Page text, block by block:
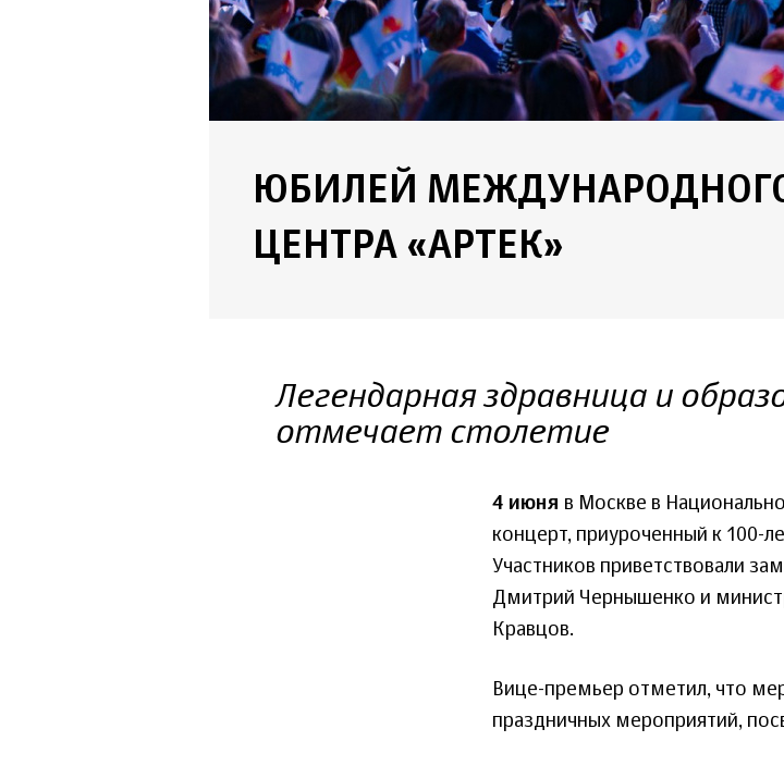
ЮБИЛЕЙ
ЦЕНТРА «АРТЕК»
Легендарная здравница и
отмечает столетие
4 июня в Москве в
концерт, приуроченный к 100-
Участников приветствовали
Дмитрий Чернышенко и
Кравцов.
Вице-премьер отметил, что
праздничных мероприятий,